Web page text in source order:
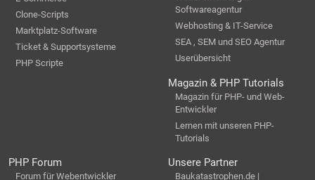
Clone-Scripts
Marktplatz-Software
Ticket & Supportsysteme
PHP Scripte
Softwareagentur
Webhosting & IT-Service
SEA , SEM und SEO Agentur
Userübersicht
Magazin & PHP Tutorials
Magazin für PHP- und Web-
Entwickler
Lernen mit unseren PHP-
Tutorials
PHP Forum
Forum für Webentwickler
Unsere Partner
Baukatastrophen.de |